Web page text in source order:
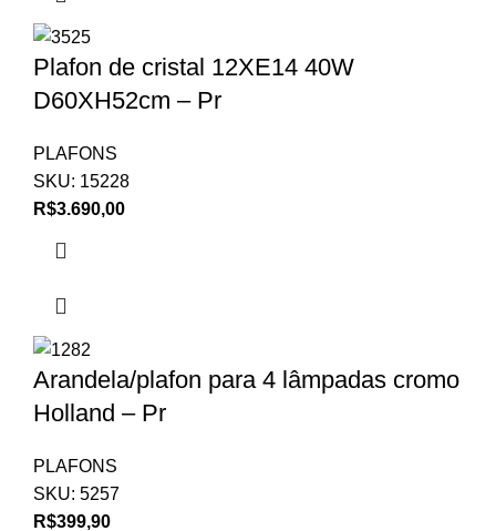
Plafon de cristal 12XE14 40W
D60XH52cm – Pr
PLAFONS
SKU: 15228
R$3.690,00
Arandela/plafon para 4 lâmpadas cromo
Holland – Pr
PLAFONS
SKU: 5257
R$399,90